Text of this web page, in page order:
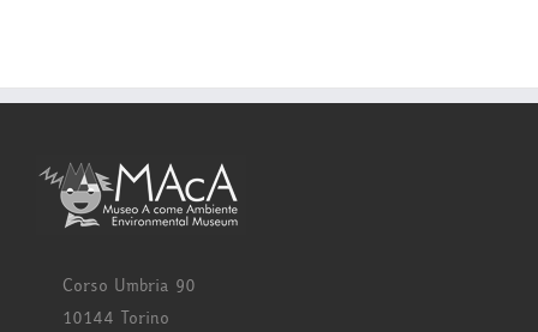
Corso Umbria 90
10144 Torino